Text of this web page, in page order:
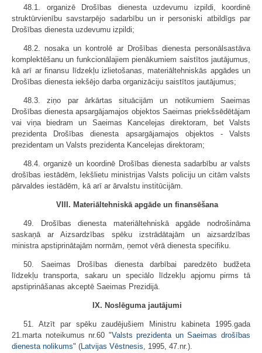
48.1. organizē Drošības dienesta uzdevumu izpildi, koordinē
struktūrvienību savstarpējo sadarbību un ir personiski atbildīgs par
Drošības dienesta uzdevumu izpildi;
48.2. nosaka un kontrolē ar Drošības dienesta personālsastāva
komplektēšanu un funkcionālajiem pienākumiem saistītos jautājumus,
kā arī ar finansu līdzekļu izlietošanas, materiāltehniskās apgādes un
Drošības dienesta iekšējo darba organizāciju saistītos jautājumus;
48.3. ziņo par ārkārtas situācijām un notikumiem Saeimas
Drošības dienesta apsargājamajos objektos Saeimas priekšsēdētājam
vai viņa biedram un Saeimas Kancelejas direktoram, bet Valsts
prezidenta Drošības dienesta apsargājamajos objektos - Valsts
prezidentam un Valsts prezidenta Kancelejas direktoram;
48.4. organizē un koordinē Drošības dienesta sadarbību ar valsts
drošības iestādēm, Iekšlietu ministrijas Valsts policiju un citām valsts
pārvaldes iestādēm, kā arī ar ārvalstu institūcijām.
VIII. Materiāltehniskā apgāde un finansēšana
49. Drošības dienesta materiāltehniskā apgāde nodrošināma
saskaņā ar Aizsardzības spēku izstrādātajām un aizsardzības
ministra apstiprinātajām normām, ņemot vērā dienesta specifiku.
50. Saeimas Drošības dienesta darbībai paredzēto budžeta
līdzekļu transporta, sakaru un speciālo līdzekļu apjomu pirms tā
apstiprināšanas akceptē Saeimas Prezidijā.
IX. Noslēguma jautājumi
51. Atzīt par spēku zaudējušiem Ministru kabineta 1995.gada
21.marta noteikumus nr.60 "Valsts prezidenta un Saeimas drošības
dienesta nolikums" (Latvijas Vēstnesis, 1995, 47.nr.).